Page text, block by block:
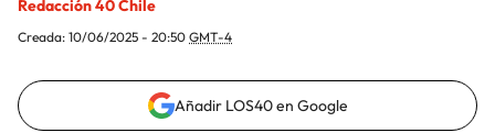
Redacción 40 Chile
Creada: 10/06/2025 - 20:50 GMT-4
Añadir LOS40 en Google